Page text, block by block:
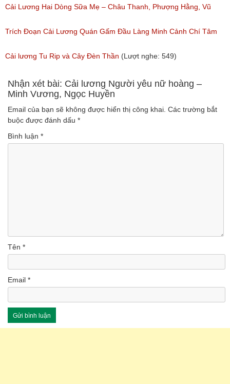
Ngân, NSƯT Vũ Linh
(Lượt nghe: 191)
Cải Lương Hai Dòng Sữa Mẹ – Châu Thanh, Phượng Hằng, Vũ
Minh Vương, Linh Vương, Phương Hồng Thủy
(Lượt nghe: 609)
Trích Đoạn Cải Lương Quán Gấm Đầu Làng Minh Cảnh Chí Tâm
(Lượt nghe: 285)
Cải lương Tu Rip và Cây Đèn Thần (Lượt nghe: 549)
Nhận xét bài: Cải lương Người yêu nữ hoàng –
Minh Vương, Ngọc Huyền
Email của bạn sẽ không được hiển thị công khai. Các trường bắt
buộc được đánh dấu *
Bình luận *
Tên *
Email *